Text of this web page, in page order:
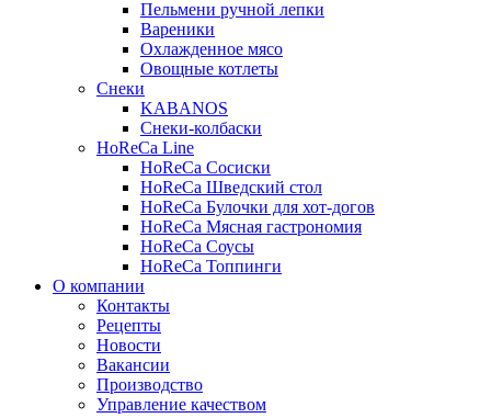
Пельмени ручной лепки
Вареники
Охлажденное мясо
Овощные котлеты
Снеки
KABANOS
Снеки-колбаски
HoReCa Line
HoReCa Сосиски
HoReCa Шведский стол
HoReCa Булочки для хот-догов
HoReCa Мясная гастрономия
HoReCa Соусы
HoReCa Топпинги
О компании
Контакты
Рецепты
Новости
Вакансии
Производство
Управление качеством